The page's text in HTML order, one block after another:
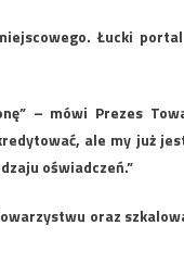
Łucki
– mówi Prezes
ale my już
oświadczeń.”
oraz